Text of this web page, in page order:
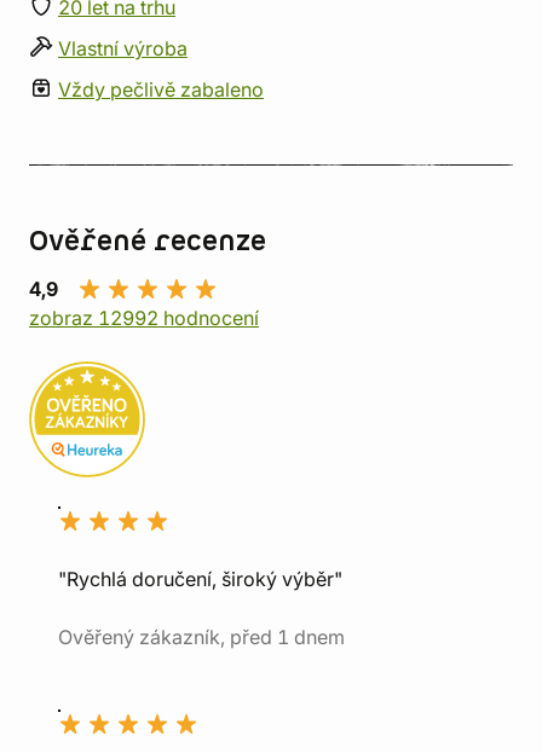
20 let na trhu
Vlastní výroba
Vždy pečlivě zabaleno
Ověřené recenze
4,9
zobraz 12992 hodnocení
"Rychlá doručení, široký výběr"
Ověřený zákazník, před 1 dnem